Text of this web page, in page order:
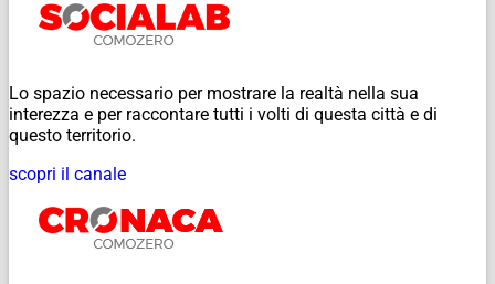
Lo spazio necessario per mostrare la realtà nella sua
interezza e per raccontare tutti i volti di questa città e di
questo territorio.
scopri il canale